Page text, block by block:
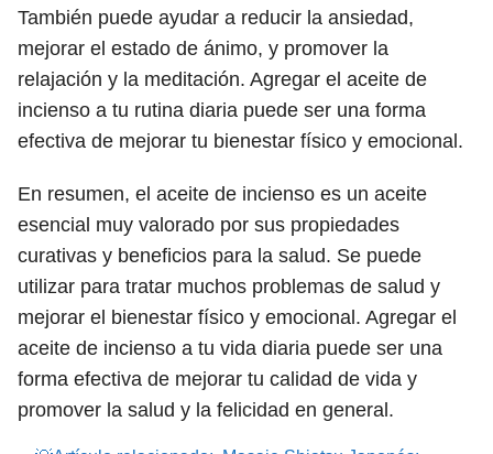
También puede ayudar a reducir la ansiedad,
mejorar el estado de ánimo, y promover la
relajación y la meditación. Agregar el aceite de
incienso a tu rutina diaria puede ser una forma
efectiva de mejorar tu bienestar físico y emocional.
En resumen, el aceite de incienso es un aceite
esencial muy valorado por sus propiedades
curativas y beneficios para la salud. Se puede
utilizar para tratar muchos problemas de salud y
mejorar el bienestar físico y emocional. Agregar el
aceite de incienso a tu vida diaria puede ser una
forma efectiva de mejorar tu calidad de vida y
promover la salud y la felicidad en general.